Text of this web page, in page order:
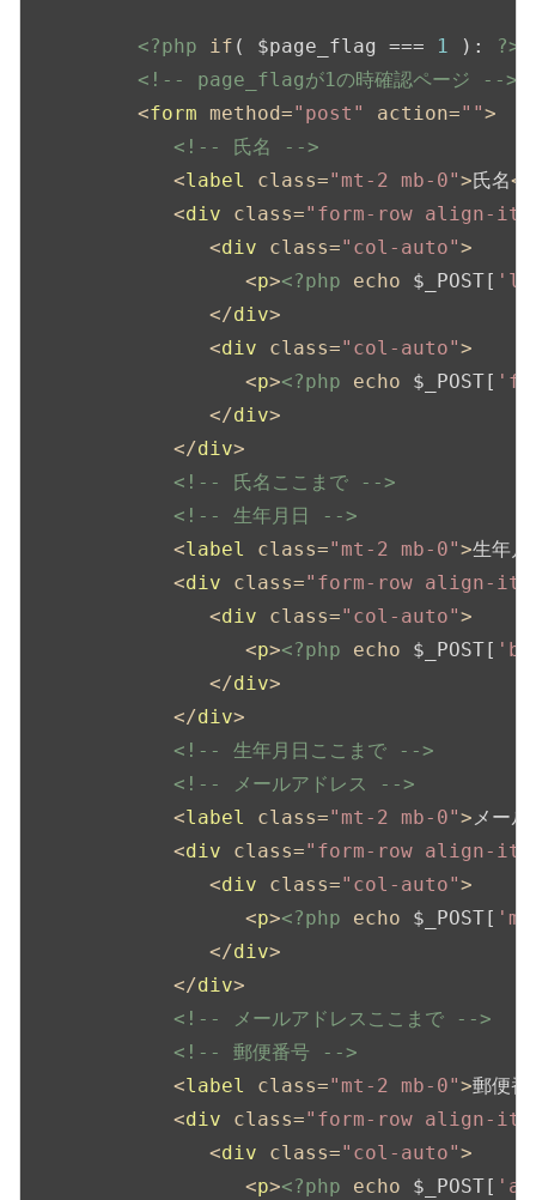
<?php if ( $page_flag === 1 ):
?>
<!-- page_flagが1の時確認ページ -->
<form method="post" action="">
<!-- 氏名 -->
<label class="mt-2 mb-0">氏名</
<div class="form-row align-
<div class="col-auto">
<p><?php echo $_POST[
</div>
<div class="col-auto">
<p><?php echo $_POST[
</div>
</div>
<!-- 氏名ここまで -->
<!-- 生年月日 -->
<label class="mt-2 mb-0">生年月
<div class="form-row align-
<div class="col-auto">
<p><?php echo $_POST[
</div>
</div>
<!-- 生年月日ここまで -->
<!-- メールアドレス -->
<label class="mt-2 mb-0">メー
<div class="form-row align-
<div class="col-auto">
<p><?php echo $_POST[
</div>
</div>
<!-- メールアドレスここまで -->
<!-- 郵便番号 -->
<label class="mt-2 mb-0">郵便番
<div class="form-row align-
<div class="col-auto">
<p><?php echo $_POST[